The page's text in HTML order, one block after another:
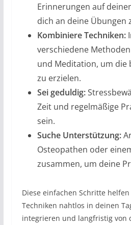
Erinnerungen auf
dich an deine Übungen
Kombiniere Techniken:
verschiedene
und Meditation, um die
zu erzielen.
Sei geduldig:
Zeit und regelmäßige
sein.
Suche Unterstützung:
Osteopathen oder
zusammen, um deine
Diese einfachen Schritte
Techniken nahtlos in deinen
integrieren und langfristig von